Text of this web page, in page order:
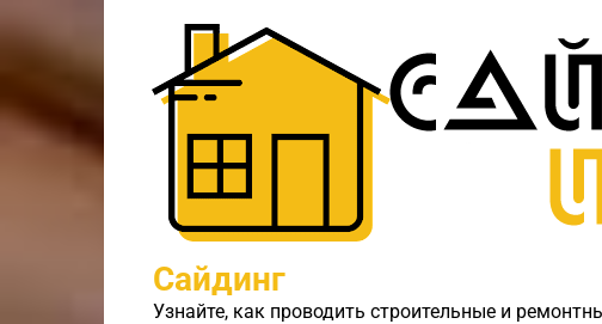
контенту
Сайдинг
Узнайте, как проводить строительные и